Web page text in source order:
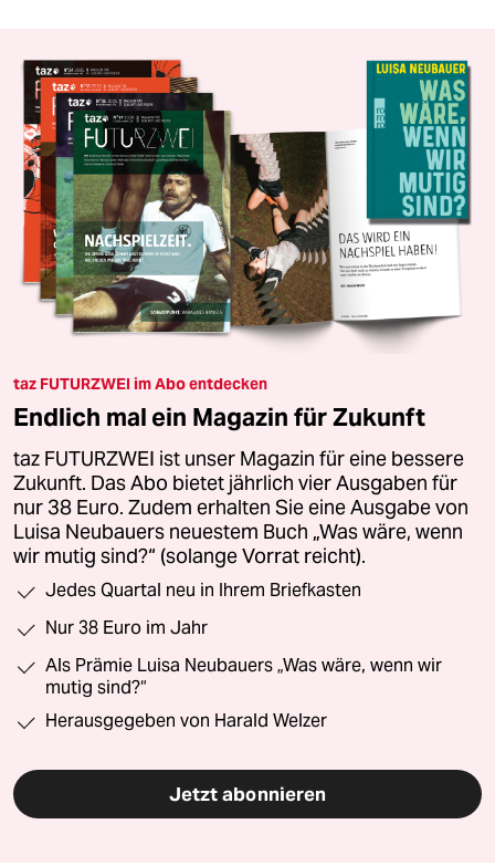
taz FUTURZWEI im Abo entdecken
Endlich mal ein Magazin für Zukunft
taz FUTURZWEI ist unser Magazin für eine bessere
Zukunft. Das Abo bietet jährlich vier Ausgaben für
nur 38 Euro. Zudem erhalten Sie eine Ausgabe von
Luisa Neubauers neuestem Buch „Was wäre, wenn
wir mutig sind?“ (solange Vorrat reicht).
Jedes Quartal neu in Ihrem Briefkasten
Nur 38 Euro im Jahr
Als Prämie Luisa Neubauers „Was wäre, wenn wir
mutig sind?“
Herausgegeben von Harald Welzer
Jetzt abonnieren